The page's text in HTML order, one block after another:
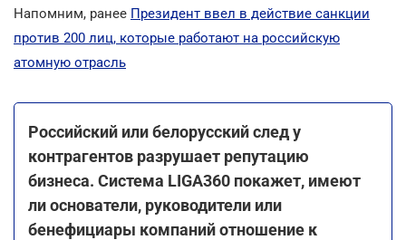
Напомним, ранее Президент ввел в действие санкции
против 200 лиц, которые работают на российскую
атомную отрасль
Российский или белорусский след у
контрагентов разрушает репутацию
бизнеса. Система LIGA360 покажет, имеют
ли основатели, руководители или
бенефициары компаний отношение к